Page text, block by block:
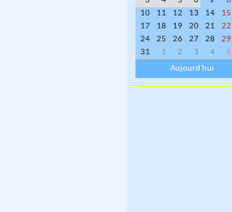
10
11 12 13 14 15
17
18 19 20 21 22
24
25 26 27 28 29
31
1 2 3 4 5
Aujourd'hui